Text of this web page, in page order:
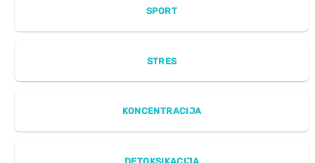
SPORT
STRES
KONCENTRACIJA